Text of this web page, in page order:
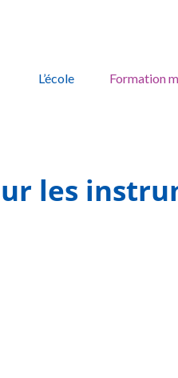
content
L’école Formation
les